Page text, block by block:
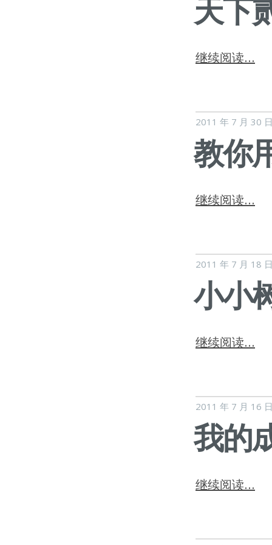
天下
继续阅读…
2011 年 7 月 30 日
教你
继续阅读…
2011 年 7 月 18 日
小小
继续阅读…
2011 年 7 月 16 日
我的
继续阅读…